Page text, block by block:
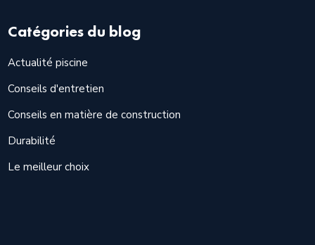
Catégories du blog
Actualité piscine
Conseils d'entretien
Conseils en matière de construction
Durabilité
Le meilleur choix